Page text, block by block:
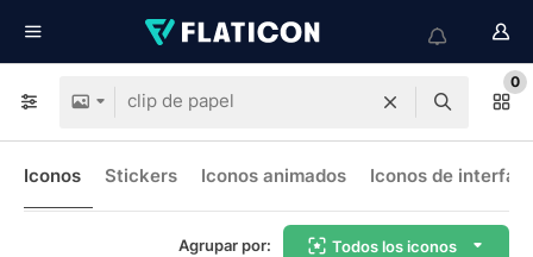
0
Iconos Stickers Iconos animados Iconos de interfaz
Agrupar por: Todos los iconos